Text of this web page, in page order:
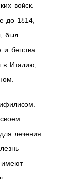
войск.
до 1814,
был
и бегства
в Италию,
лечения
имеют